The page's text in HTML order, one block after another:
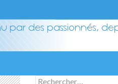
Rechercher :